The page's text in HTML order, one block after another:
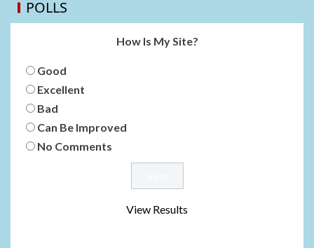
POLLS
How Is My Site?
Good
Excellent
Bad
Can Be Improved
No Comments
View Results